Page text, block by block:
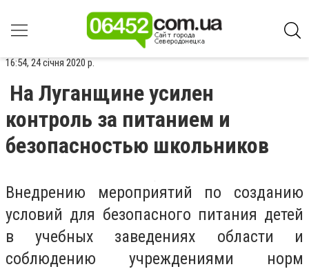
16:54, 24 січня 2020 р.
На Луганщине усилен
контроль за питанием и
безопасностью школьников
Внедрению мероприятий по созданию
условий для безопасного питания детей
в учебных заведениях области и
соблюдению учреждениями норм